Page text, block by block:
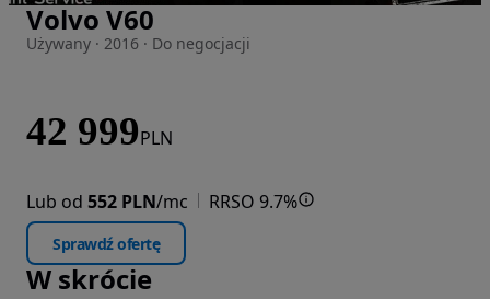
Zdjęcie 1 z 41
Volvo V60
Używany · 2016 · Do negocjacji
42 999PLN
Lub od 552 PLN/mc RRSO 9.7%
Sprawdź ofertę
W skrócie